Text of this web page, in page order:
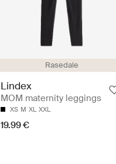
Rasedale
Lindex
MOM maternity leggings
XS M XL XXL
19.99 €